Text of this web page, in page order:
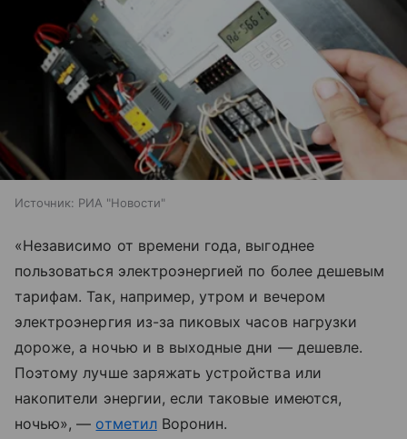
Источник: РИА "Новости"
«Независимо от времени года, выгоднее
пользоваться электроэнергией по более дешевым
тарифам. Так, например, утром и вечером
электроэнергия из-за пиковых часов нагрузки
дороже, а ночью и в выходные дни — дешевле.
Поэтому лучше заряжать устройства или
накопители энергии, если таковые имеются,
ночью», — отметилВоронин.